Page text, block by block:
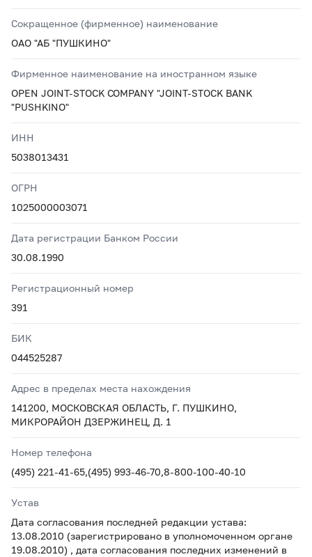
Сокращенное (фирменное) наименование
ОАО "АБ "ПУШКИНО"
Фирменное наименование на иностранном языке
OPEN JOINT-STOCK COMPANY "JOINT-STOCK BANK
"PUSHKINO"
ИНН
5038013431
ОГРН
1025000003071
Дата регистрации Банком России
30.08.1990
Регистрационный номер
391
БИК
044525287
Адрес в пределах места нахождения
141200, МОСКОВСКАЯ ОБЛАСТЬ, Г. ПУШКИНО,
МИКРОРАЙОН ДЗЕРЖИНЕЦ, Д. 1
Номер телефона
(495) 221-41-65,(495) 993-46-70,8-800-100-40-10
Устав
Дата согласования последней редакции устава:
13.08.2010 (зарегистрировано в уполномоченном органе
19.08.2010) , дата согласования последних изменений в